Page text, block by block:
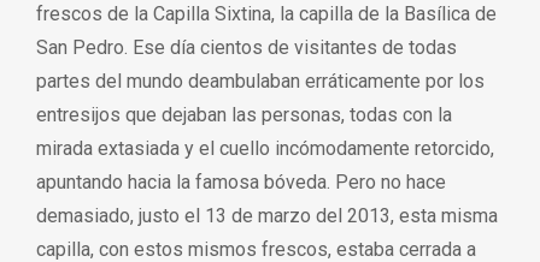
frescos de la Capilla Sixtina, la capilla de la Basílica de
San Pedro. Ese día cientos de visitantes de todas
partes del mundo deambulaban erráticamente por los
entresijos que dejaban las personas, todas con la
mirada extasiada y el cuello incómodamente retorcido,
apuntando hacia la famosa bóveda. Pero no hace
demasiado, justo el 13 de marzo del 2013, esta misma
capilla, con estos mismos frescos, estaba cerrada a